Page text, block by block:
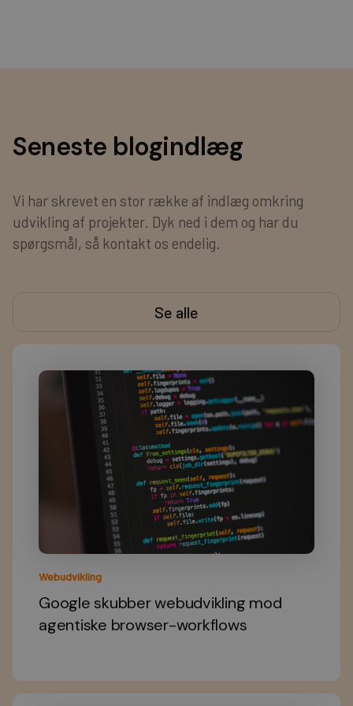
Seneste blogindlæg
Vi har skrevet en stor række af indlæg omkring
udvikling af projekter. Dyk ned i dem og har du
spørgsmål, så kontakt os endelig.
Se alle
Webudvikling
Google skubber webudvikling mod
agentiske browser-workflows